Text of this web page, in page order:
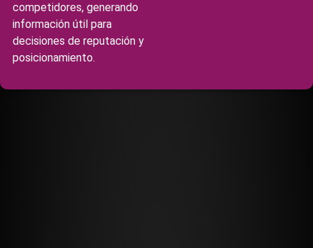
competidores, generando
información útil para
decisiones de reputación y
posicionamiento.